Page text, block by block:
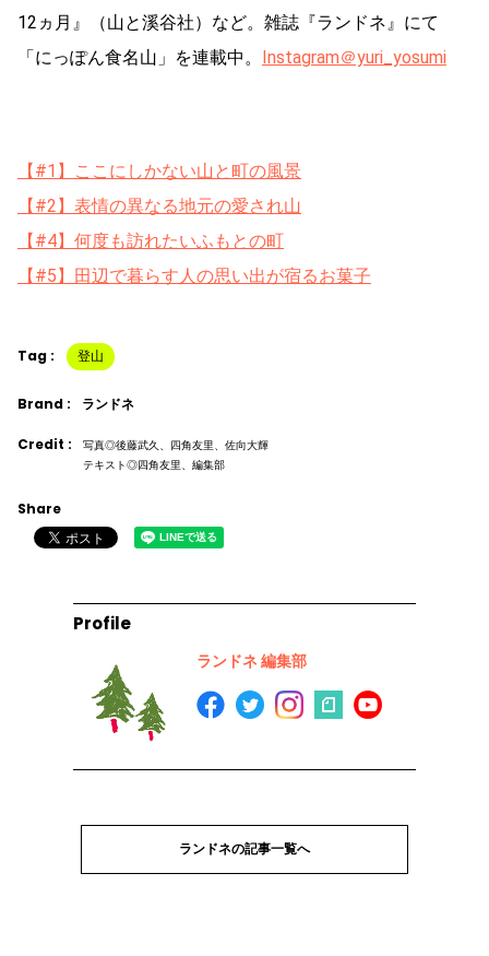
12ヵ月』（山と溪谷社）など。雑誌『ランドネ』にて
「にっぽん食名山」を連載中。
Instagram＠yuri_yosumi
【#1】ここにしかない山と町の風景
【#2】表情の異なる地元の愛され山
【#4】何度も訪れたいふもとの町
【#5】田辺で暮らす人の思い出が宿るお菓子
Tag : 登山
Brand : ランドネ
Credit :
写真◎後藤武久、四角友里、佐向大輝
テキスト◎四角友里、編集部
Share
Profile
ランドネ 編集部
ランドネの記事一覧へ